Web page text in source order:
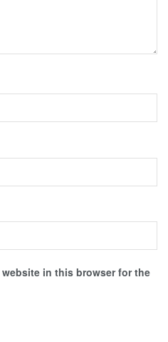
website in this browser for the